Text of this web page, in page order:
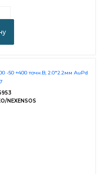
-50 +400 точн.B, 2.0*2.2мм AuPd
NEXENSOS